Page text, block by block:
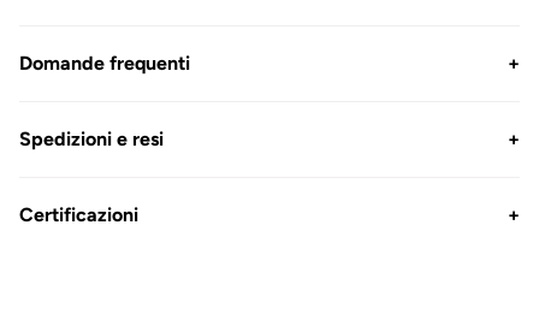
Domande frequenti +
Spedizioni e resi +
Certificazioni +